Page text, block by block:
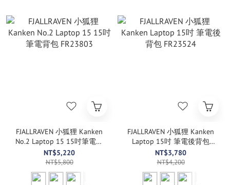
FJALLRAVEN 小狐狸 Kanken
No.2 Laptop 15 15吋筆電背
包 FR23803
NT$5,220
NT$5,800
FJALLRAVEN 小狐狸 Kanken
Laptop 15吋 筆電後背包
FR23524
NT$3,780
NT$4,200